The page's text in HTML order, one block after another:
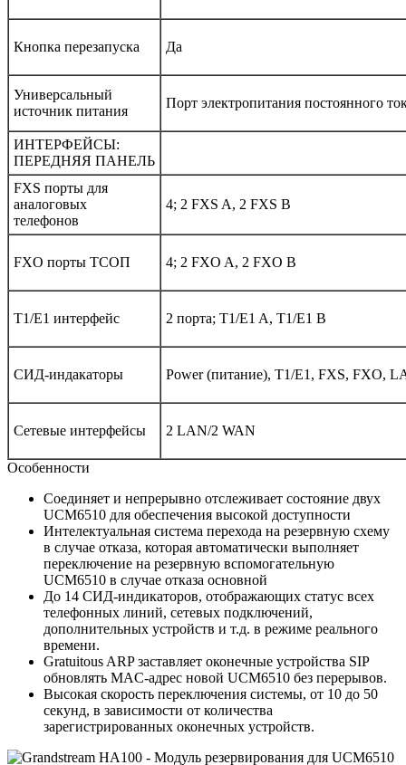
Кнопка перезапуска Да
Универсальный
источник питания
Порт электропитания постоянного
ИНТЕРФЕЙСЫ:
ПЕРЕДНЯЯ ПАНЕЛЬ
FXS порты для
аналоговых
телефонов
4; 2 FXS A, 2 FXS B
FXO порты ТСОП 4; 2 FXO A, 2 FXO B
T1/E1 интерфейс 2 порта; T1/E1 A, T1/E1 B
СИД-индакаторы Power (питание), T1/E1, FXS, FXO,
Сетевые интерфейсы 2 LAN/2 WAN
Особенности
Соединяет и непрерывно отслеживает состояние двух
UCM6510 для обеспечения высокой доступности
Интелектуальная система перехода на резервную схему
в случае отказа, которая автоматически выполняет
переключение на резервную вспомогательную
UCM6510 в случае отказа основной
До 14 СИД-индикаторов, отображающих статус всех
телефонных линий, сетевых подключений,
дополнительных устройств и т.д. в режиме реального
времени.
Gratuitous ARP заставляет оконечные устройства SIP
обновлять MAC-адрес новой UCM6510 без перерывов.
Высокая скорость переключения системы, от 10 до 50
секунд, в зависимости от количества
зарегистрированных оконечных устройств.